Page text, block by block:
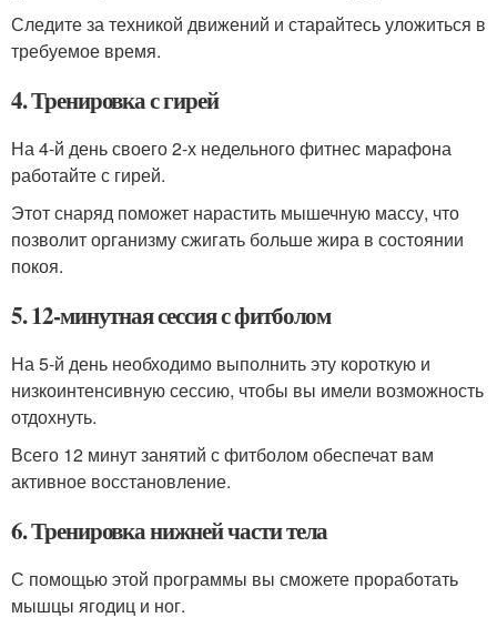
Следите за техникой движений и старайтесь уложиться в
требуемое время.
4. Тренировка с гирей
На 4-й день своего 2-х недельного фитнес марафона
работайте с гирей.
Этот снаряд поможет нарастить мышечную массу, что
позволит организму сжигать больше жира в состоянии
покоя.
5. 12-минутная сессия с фитболом
На 5-й день необходимо выполнить эту короткую и
низкоинтенсивную сессию, чтобы вы имели возможность
отдохнуть.
Всего 12 минут занятий с фитболом обеспечат вам
активное восстановление.
6. Тренировка нижней части тела
С помощью этой программы вы сможете проработать
мышцы ягодиц и ног.